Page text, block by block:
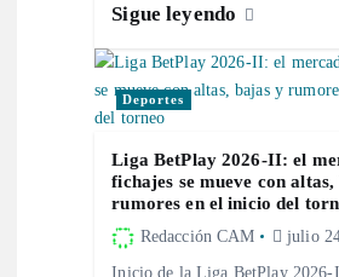
Sigue leyendo
Deportes
Liga BetPlay 2026-II: el
fichajes se mueve con
rumores en el inicio del
Redacción CAM julio
Inicio de la Liga BetPlay 2026-